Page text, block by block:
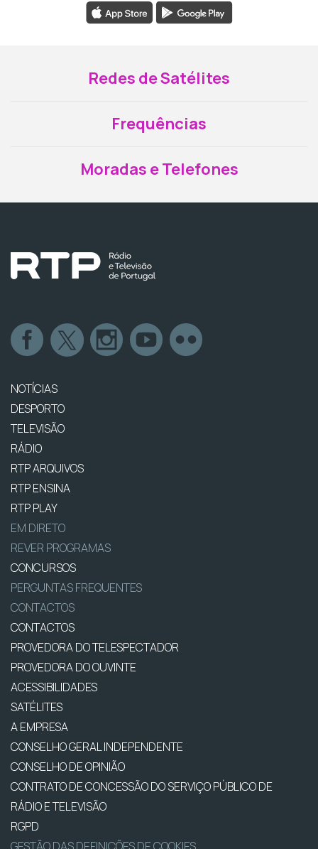
Redes de Satélites
Frequências
Moradas e Telefones
NOTÍCIAS
DESPORTO
TELEVISÃO
RÁDIO
RTP ARQUIVOS
RTP ENSINA
RTP PLAY
EM DIRETO
REVER PROGRAMAS
CONCURSOS
PERGUNTAS FREQUENTES
CONTACTOS
CONTACTOS
PROVEDORA DO TELESPECTADOR
PROVEDORA DO OUVINTE
ACESSIBILIDADES
SATÉLITES
A EMPRESA
CONSELHO GERAL INDEPENDENTE
CONSELHO DE OPINIÃO
CONTRATO DE CONCESSÃO DO SERVIÇO PÚBLICO DE
RÁDIO E TELEVISÃO
RGPD
GESTÃO DAS DEFINIÇÕES DE COOKIES